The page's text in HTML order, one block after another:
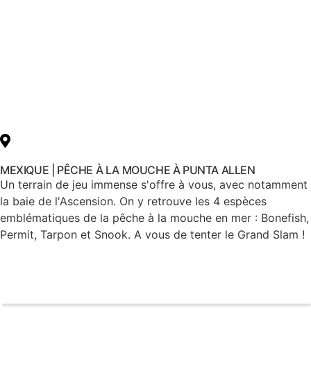
MEXIQUE | PÊCHE À LA MOUCHE À PUNTA ALLEN
Un terrain de jeu immense s'offre à vous, avec notamment
la baie de l'Ascension. On y retrouve les 4 espèces
emblématiques de la pêche à la mouche en mer : Bonefish,
Permit, Tarpon et Snook. A vous de tenter le Grand Slam !